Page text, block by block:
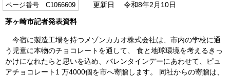
ページ番号 C1066609 更新日 令和8年2月10日
茅ヶ崎市記者発表資料
今宿に製造工場を持つメゾンカカオ株式会社は、市内の学校に通
う児童に本物のチョコレートを通して、 食と地球環境を考えるきっ
かけになれたらと思いを込め、バレンタインデーにあわせて、ピュ
アチョコレート1 万4000個を市へ寄贈します。 同社からの寄贈は、